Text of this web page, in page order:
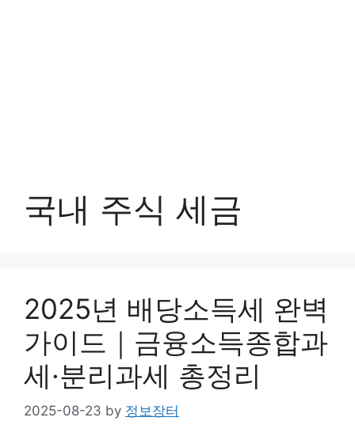
국내 주식 세금
2025년 배당소득세 완벽
가이드｜금융소득종합과
세·분리과세 총정리
2025-08-23 by 정보장터